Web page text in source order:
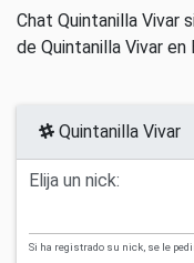
Chat Quintanilla Vivar
de Quintanilla Vivar en
Quintanilla Vivar
Elija un nick:
Si ha registrado su nick, se le